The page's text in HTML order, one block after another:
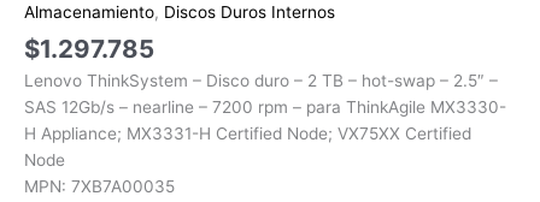
Almacenamiento, Discos Duros Internos
$1.297.785
Lenovo ThinkSystem – Disco duro – 2 TB – hot-swap – 2.5″ –
SAS 12Gb/s – nearline – 7200 rpm – para ThinkAgile MX3330-
H Appliance; MX3331-H Certified Node; VX75XX Certified
Node
MPN: 7XB7A00035